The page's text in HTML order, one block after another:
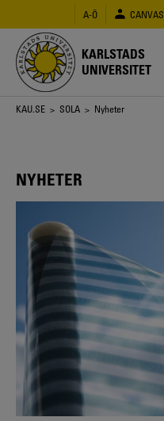
huvudinnehåll
A-Ö CANVAS
KARLSTADS
UNIVERSITET
Länkstig
KAU.SE > SOLA > Nyheter
NYHETER